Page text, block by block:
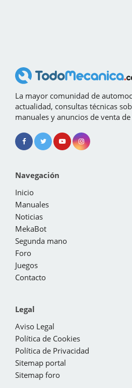
La mayor comunidad de
actualidad, consultas técnicas
manuales y anuncios de venta de
Navegación
Inicio
Manuales
Noticias
MekaBot
Segunda mano
Foro
Juegos
Contacto
Legal
Aviso Legal
Política de Cookies
Política de Privacidad
Sitemap portal
Sitemap foro